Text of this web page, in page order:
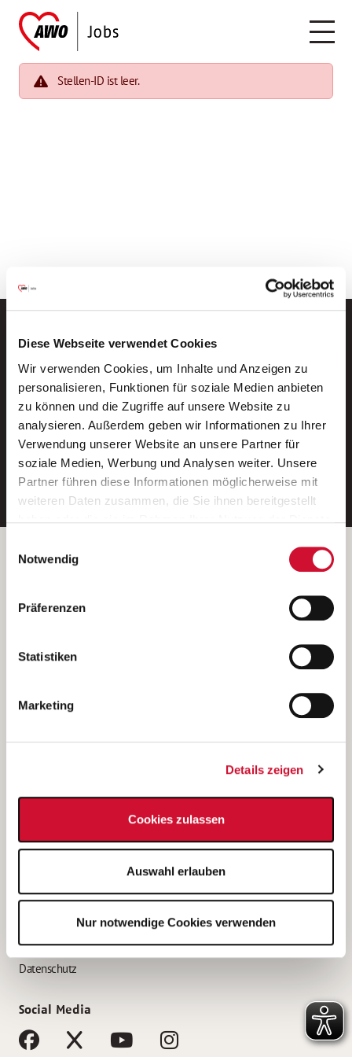
Diese Webseite verwendet Cookies
Wir verwenden Cookies, um Inhalte und Anzeigen zu
personalisieren, Funktionen für soziale Medien anbieten
zu können und die Zugriffe auf unsere Website zu
analysieren. Außerdem geben wir Informationen zu Ihrer
Verwendung unserer Website an unsere Partner für
soziale Medien, Werbung und Analysen weiter. Unsere
Partner führen diese Informationen möglicherweise mit
weiteren Daten zusammen, die Sie ihnen bereitgestellt
Wenn Sie auf „Cookies zulassen“ klicken, so stimmen
Sie der Speicherung sämtlicher Cookies zu. Sie können
Ihre Einwilligung selbstverständlich jederzeit widerrufen,
indem Sie die Cookie-Einstellungen aufrufen und diese
unsererDatenschutzerklärung
Notwendig
Präferenzen
Statistiken
Marketing
Details zeigen
Cookies zulassen
Auswahl erlauben
Nur notwendige Cookies verwenden
Stellen-ID ist leer.
Neue Stellen per E-Mail.
Ein kostenloser Service von AWO
Jobs.
E-Mail-Adresse eintragen
Betreiber der Webseite
Kantstraße 45a
(Ein Tochterunternehmen des AWO Bezirksverbandes Unterfranken
e.V.)
Bewerbung als Altenpflegehelfer*in
Bewerbung als Erzieher*in
AWO Gliederungen nach Bundesland
Impressum
Datenschutz
Social Media